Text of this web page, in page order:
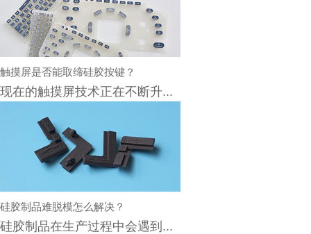
触摸屏是否能取缔硅胶按键？
现在的触摸屏技术正在不断升...
硅胶制品难脱模怎么解决？
硅胶制品在生产过程中会遇到...